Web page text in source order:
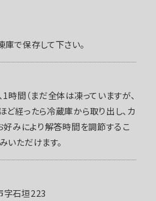
で保存して下さい。
時間（まだ全体は凍っていますが、
ど経ったら冷蔵庫から取り出し、カ
好みにより解答時間を調節するこ
いただけます。
石垣223